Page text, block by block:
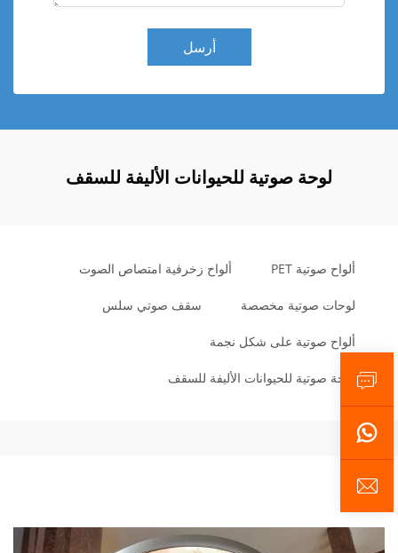
أرسل
لوحة صوتية للحيوانات الأليفة للسقف
ألواح صوتية PET ألواح زخرفية امتصاص الصوت
لوحات صوتية مخصصة سقف صوتي سلس
ألواح صوتية على شكل نجمة
لوحة صوتية للحيوانات الأليفة للسقف